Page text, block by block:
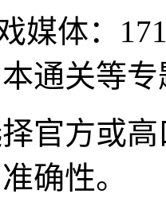
媒体：
通关等
官方或
确性。